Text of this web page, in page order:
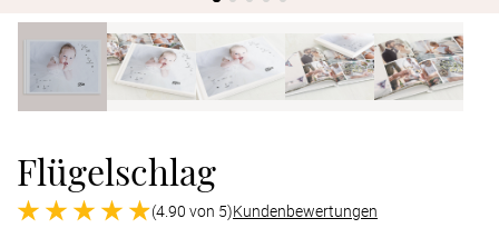
Flügelschlag
(4.90 von 5)Kundenbewertungen